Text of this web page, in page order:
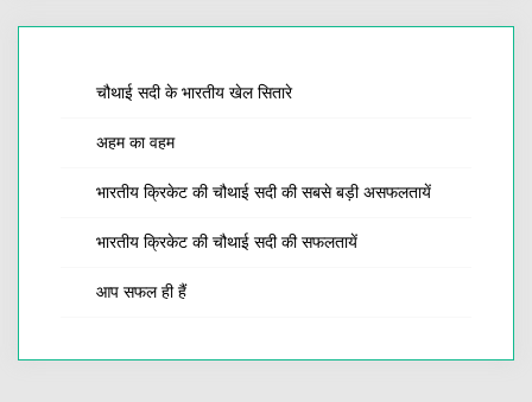
चौथाई सदी के भारतीय खेल सितारे
अहम का वहम
भारतीय क्रिकेट की चौथाई सदी की सबसे बड़ी असफलतायें
भारतीय क्रिकेट की चौथाई सदी की सफलतायें
आप सफल ही हैं